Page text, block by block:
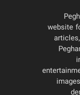
website